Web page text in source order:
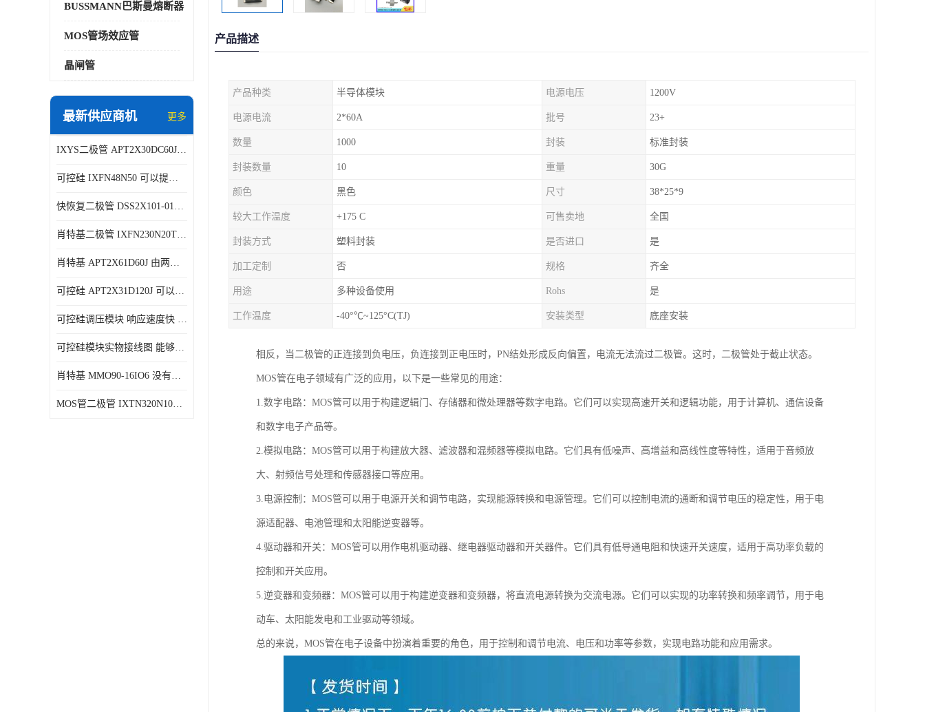
BUSSMANN巴斯曼熔断器
MOS管场效应管
晶闸管
最新供应商机 更多
IXYS二极管 APT2X30DC60J 结构简单
可控硅 IXFN48N50 可以提供稳定的电压输出
快恢复二极管 DSS2X101-015A 具有较高的可靠性
肖特基二极管 IXFN230N20T 可以提供稳定的电压输出
肖特基 APT2X61D60J 由两个半导体材料组成
可控硅 APT2X31D120J 可以提供稳定的电压输出
可控硅调压模块 响应速度快 可控性强
可控硅模块实物接线图 能够减少能量损耗 响应速度快
肖特基 MMO90-16IO6 没有机械移动部件
MOS管二极管 IXTN320N10T 由两个半导体材料组成
产品描述
产品种类 半导体模块 电源电压 1200V
电源电流 2*60A 批号 23+
数量 1000 封装 标准封装
封装数量 10 重量 30G
颜色 黑色 尺寸 38*25*9
较大工作温度 +175 C 可售卖地 全国
封装方式 塑料封装 是否进口 是
加工定制 否 规格 齐全
用途 多种设备使用 Rohs 是
工作温度 -40°℃~125°C(TJ) 安装类型 底座安装
相反，当二极管的正连接到负电压，负连接到正电压时，PN结处形成反向偏置，电流无法流过二极管。这时，二极管处于截止状态。
MOS管在电子领域有广泛的应用，以下是一些常见的用途：
1.数字电路：MOS管可以用于构建逻辑门、存储器和微处理器等数字电路。它们可以实现高速开关和逻辑功能，用于计算机、通信设备
和数字电子产品等。
2.模拟电路：MOS管可以用于构建放大器、滤波器和混频器等模拟电路。它们具有低噪声、高增益和高线性度等特性，适用于音频放
大、射频信号处理和传感器接口等应用。
3.电源控制：MOS管可以用于电源开关和调节电路，实现能源转换和电源管理。它们可以控制电流的通断和调节电压的稳定性，用于电
源适配器、电池管理和太阳能逆变器等。
4.驱动器和开关：MOS管可以用作电机驱动器、继电器驱动器和开关器件。它们具有低导通电阻和快速开关速度，适用于高功率负载的
控制和开关应用。
5.逆变器和变频器：MOS管可以用于构建逆变器和变频器，将直流电源转换为交流电源。它们可以实现的功率转换和频率调节，用于电
动车、太阳能发电和工业驱动等领域。
总的来说，MOS管在电子设备中扮演着重要的角色，用于控制和调节电流、电压和功率等参数，实现电路功能和应用需求。